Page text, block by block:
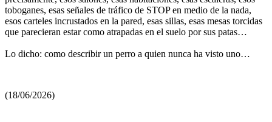
toboganes, esas señales de tráfico de STOP en medio de la nada,
esos carteles incrustados en la pared, esas sillas, esas mesas torcidas
que parecieran estar como atrapadas en el suelo por sus patas…
Lo dicho: como describir un perro a quien nunca ha visto uno…
(18/06/2026)